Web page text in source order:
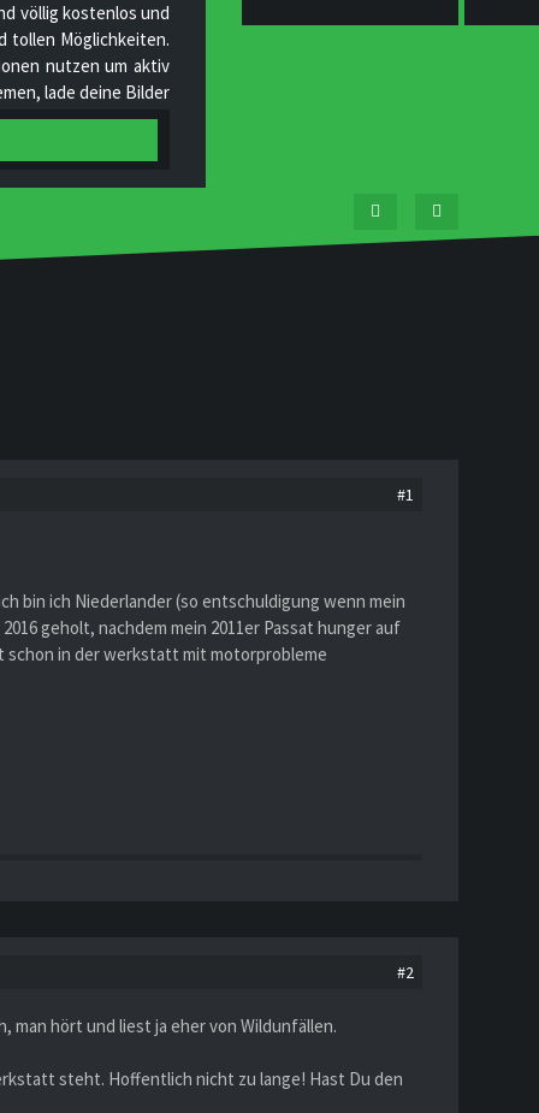
völlig kostenlos und
tollen Möglichkeiten.
nutzen um aktiv
lade deine Bilder
und helfe uns
#1
bin ich Niederlander (so entschuldigung wenn mein
geholt, nachdem mein 2011er Passat hunger auf
in der werkstatt mit motorprobleme
#2
man hört und liest ja eher von Wildunfällen.
steht. Hoffentlich nicht zu lange! Hast Du den